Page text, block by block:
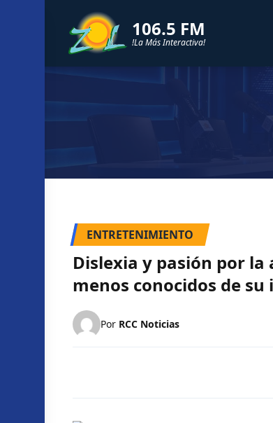
106.5 FM
!La Más Interactiva!
ENTRETENIMIENTO
Dislexia y pasión por
menos conocidos de
Por RCC Noticias